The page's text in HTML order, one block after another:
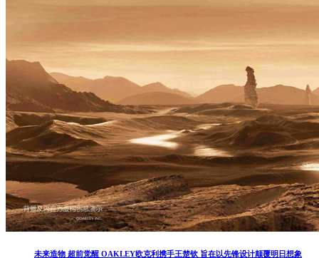
未来造物 超前觉醒 OAKLEY欧克利携手王楚钦 旨在以先锋设计颠覆明日想象